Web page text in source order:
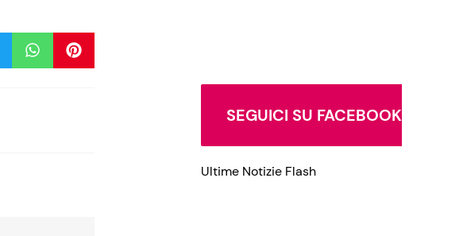
SEGUICI SU FACEBOOK
Ultime Notizie Flash